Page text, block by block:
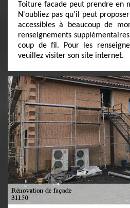
Toiture facade peut prendre en
N'oubliez pas qu'il peut
accessibles à beaucoup de
renseignements
coup de fil. Pour les
veuillez visiter son site internet.